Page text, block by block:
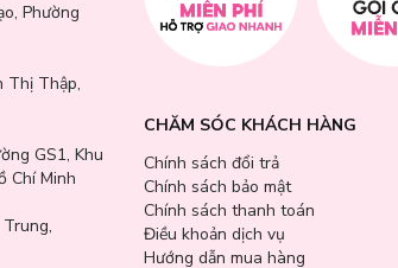
Phường
Thị Thập,
GS1, Khu
Chí Minh
CHĂM SÓC KHÁCH HÀNG
Chính sách đổi trả
Chính sách bảo mật
Chính sách thanh toán
Điều khoản dịch vụ
Hướng dẫn mua hàng